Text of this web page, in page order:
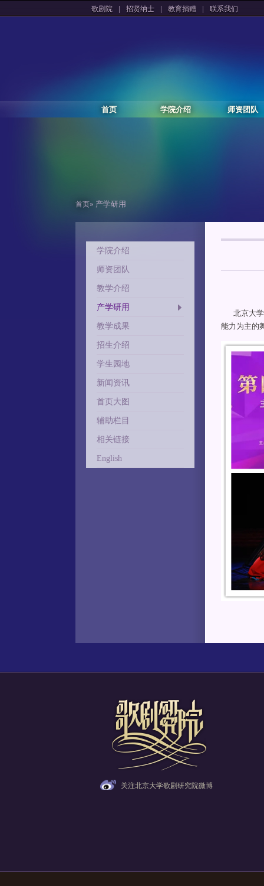
歌剧院 | 招贤纳士 | 教育捐赠 | 联系我们
首页 学院介绍 师资团队
首页» 产学研用
学院介绍
师资团队
教学介绍
产学研用
教学成果
招生介绍
学生园地
新闻资讯
首页大图
辅助栏目
相关链接
English
北京大学
能力为主的
关注北京大学歌剧研究院微博